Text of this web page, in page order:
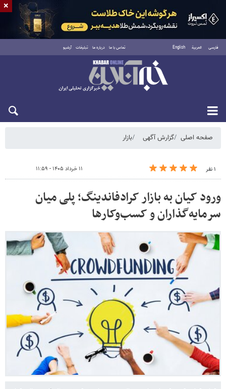
فارسی العربية English تماس با ما درباره ما تبلیغات آرشیو
یکشنبه ۱۸ مرداد ۱۴۰۵
صفحه اصلی گزارش آگهی بازار
۱ نفر ۱۱ خرداد ۱۴۰۵ - ۱۱:۵۹
ورود کیان به بازار کرادفاندینگ؛ پلی میان
سرمایه‌گذاران و کسب‌وکارها
×